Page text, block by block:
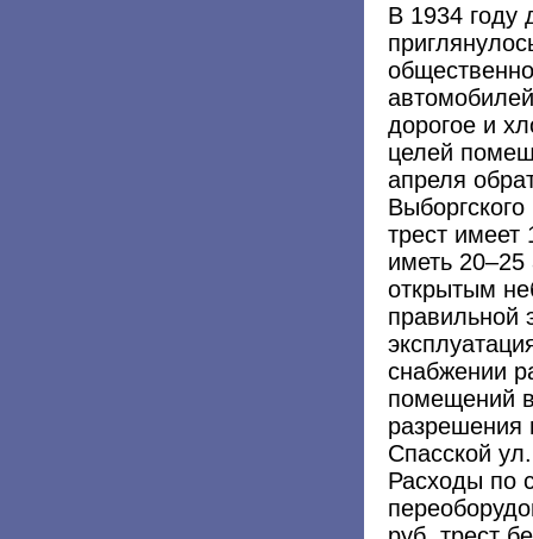
В 1934 году
дорогое и
целей
апреля
трест
иметь
открытым
правильной
снабжении
помещений
разрешения
Спасской
Расходы по